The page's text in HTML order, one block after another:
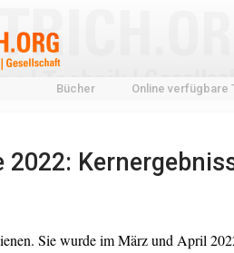
Online verfügbare
Bücher
2022:
Sie wurde im März und April